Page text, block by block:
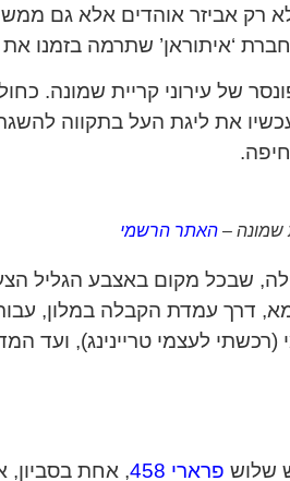
רק אביזר אוהדים אלא גם
חברת ‘איתוראן’ שתרמה בזמנו
של עירוני קריית שמונה.
את ליגת העל בתקווה
שמונה – האתר הרשמי
שבכל מקום באצבע הגליל
דרך עמדת הקבלה במלון,
(רכשתי לעצמי טריינינג), ועד
שלוש פרארי 458 , אחת בסביון,